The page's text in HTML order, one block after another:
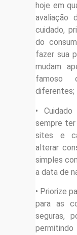
hoje em
avaliação
cuidado,
do
fazer sua
mudam
famoso
diferentes;
•
sempre ter
sites e
alterar
simples
a data de
• Priorize
para as
seguras,